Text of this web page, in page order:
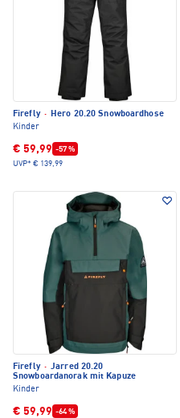
Firefly · Hero 20.20 Snowboardhose
Kinder
€ 59,99 -57 %
UVP* € 139,99
Firefly · Jarred 20.20
Snowboardanorak mit Kapuze
Kinder
€ 59,99 -64 %